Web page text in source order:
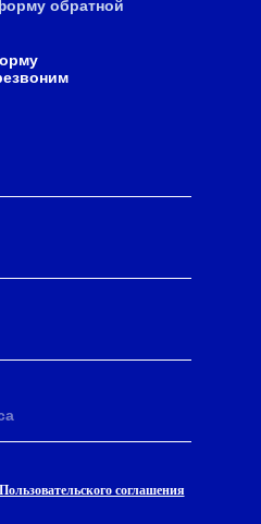
обратной
Пользовательского соглашения